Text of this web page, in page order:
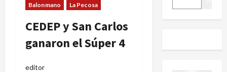
Balonmano La Pecosa
CEDEP y San Carlos
ganaron el Súper 4
editor